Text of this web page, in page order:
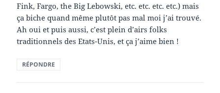
Fink, Fargo, the Big Lebowski, etc. etc. etc. etc.) mais
ça biche quand même plutôt pas mal moi j’ai trouvé.
Ah oui et puis aussi, c’est plein d’airs folks
traditionnels des Etats-Unis, et ça j’aime bien !
RÉPONDRE